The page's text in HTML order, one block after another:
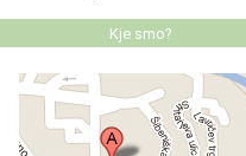
Kje smo?